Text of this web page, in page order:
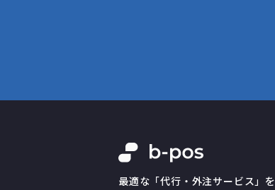
最適な「代行・外注サービス」を